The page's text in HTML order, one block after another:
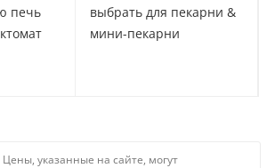
печь
выбрать для пекарни &
мини-пекарни
указанные на сайте, могут